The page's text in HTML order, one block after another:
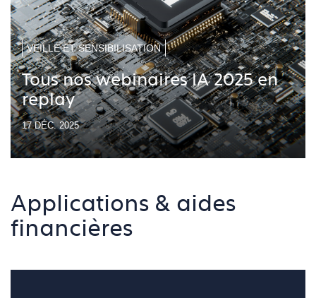
VEILLE ET SENSIBILISATION
Tous nos webinaires IA 2025 en
replay
17 DÉC. 2025
Applications & aides
financières